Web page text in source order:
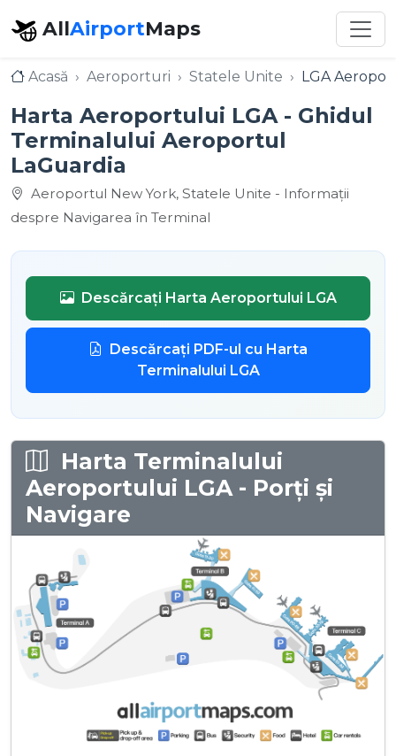
AllAirportMaps
Acasă Aeroporturi Statele Unite LGA
Harta Aeroportului LGA - Ghidul
Terminalului Aeroportul
LaGuardia
Aeroportul New York, Statele Unite - Informații
despre Navigarea în Terminal
Descărcați Harta Aeroportului LGA
Descărcați PDF-ul cu Harta
Terminalului LGA
Harta Terminalului
Aeroportului LGA - Porți și
Navigare